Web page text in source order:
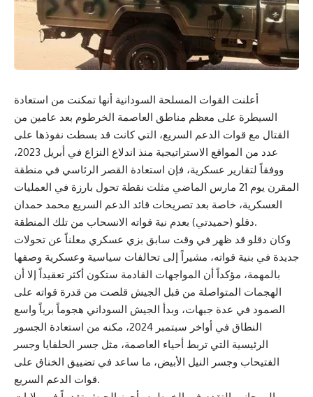
أعلنت القوات المسلحة السودانية أنها تمكنت من استعادة
السيطرة على معظم مناطق العاصمة الخرطوم بعد عامين من
القتال مع قوات الدعم السريع، التي كانت قد بسطت نفوذها على
عدد من المواقع الاستراتيجية منذ اندلاع النزاع في أبريل 2023،
ووفقاً لتقارير عسكرية، فإن استعادة القصر الرئاسي في منطقة
المقرن يوم 21 مارس الماضي مثلت نقطة تحول بارزة في العمليات
العسكرية، خاصة بعد تصريحات قائد الدعم السريع محمد حمدان
دقلو (حميدتي) بعدم نية قواته الانسحاب من تلك المنطقة.
وكان دقلو قد ظهر في وقت سابق بزي عسكري معلناً عن تحولات
جديدة في بنية قواته، مشيراً إلى تحالفات سياسية وعسكرية وصفها
بالمهمة، مؤكداً أن المواجهات القادمة ستكون أكثر تعقيداً إلا أن
الهجمات المتواصلة من قبل الجيش قلصت من قدرة قواته على
الصمود في عدة جبهات، وبدأ الجيش السوداني هجوماً برياً واسع
النطاق في أواخر سبتمبر 2024، مكنه من استعادة الجسور
الرئيسية التي تربط أحياء العاصمة، مثل جسر الحلفايا وجسر
الفتيحاب وجسر النيل الأبيض، ما ساعد في تضييق الخناق على
قوات الدعم السريع.